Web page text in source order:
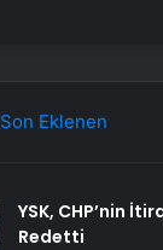
Son Eklenen
YSK, CHP’nin
Redetti